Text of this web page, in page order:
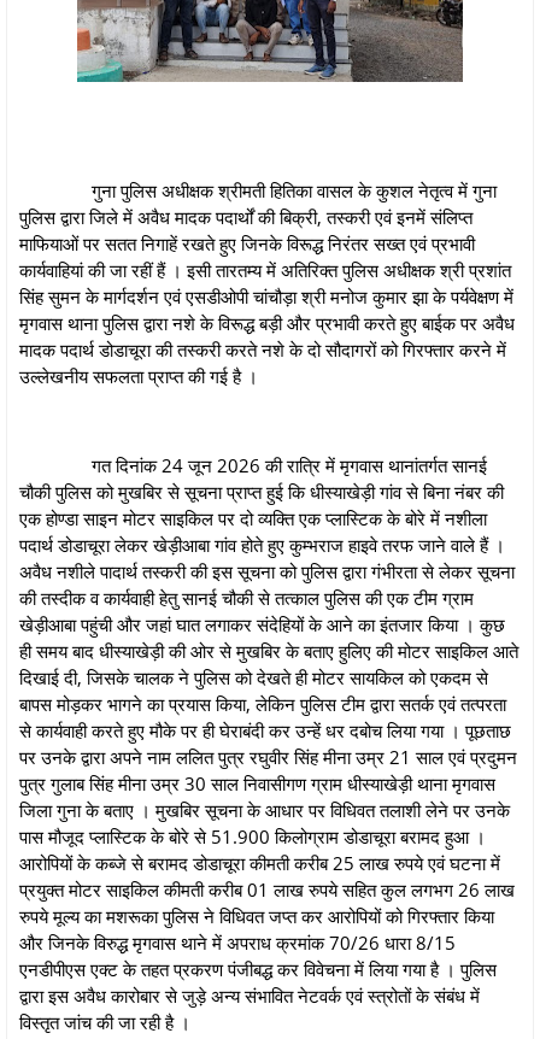
गुना पुलिस अधीक्षक श्रीमती हितिका वासल के कुशल नेतृत्व में गुना
पुलिस द्वारा जिले में अवैध मादक पदार्थों की बिक्री, तस्‍करी एवं इनमें संलिप्‍त
माफियाओं पर सतत निगाहें रखते हुए जिनके विरूद्ध निरंतर सख्त एवं प्रभावी
कार्यवाहियां की जा रहीं हैं । इसी तारतम्य में अतिरिक्त पुलिस अधीक्षक श्री प्रशांत
सिंह सुमन के मार्गदर्शन एवं एसडीओपी चांचौड़ा श्री मनोज कुमार झा के पर्यवेक्षण में
मृगवास थाना पुलिस द्वारा नशे के विरूद्ध बड़ी और प्रभावी करते हुए बाईक पर अवैध
मादक पदार्थ डोडाचूरा की तस्करी करते नशे के दो सौदागरों को गिरफ्तार करने में
उल्लेखनीय सफलता प्राप्त की गई है ।
गत दिनांक 24 जून 2026 की रात्रि में मृगवास थानांतर्गत सानई
चौकी पुलिस को मुखबिर से सूचना प्राप्त हुई कि धीस्याखेड़ी गांव से बिना नंबर की
एक होण्डा साइन मोटर साइकिल पर दो व्यक्ति एक प्लास्टिक के बोरे में नशीला
पदार्थ डोडाचूरा लेकर खेड़ीआबा गांव होते हुए कुम्भराज हाइवे तरफ जाने वाले हैं ।
अवैध नशीले पादार्थ तस्करी की इस सूचना को पुलिस द्वारा गंभीरता से लेकर सूचना
की तस्दीक व कार्यवाही हेतु सानई चौकी से तत्काल पुलिस की एक टीम ग्राम
खेड़ीआबा पहुंची और जहां घात लगाकर संदेहियों के आने का इंतजार किया । कुछ
ही समय बाद धीस्याखेड़ी की ओर से मुखबिर के बताए हुलिए की मोटर साइकिल आते
दिखाई दी, जिसके चालक ने पुलिस को देखते ही मोटर सायकिल को एकदम से
बापस मोड़कर भागने का प्रयास किया, लेकिन पुलिस टीम द्वारा सतर्क एवं तत्परता
से कार्यवाही करते हुए मौके पर ही घेराबंदी कर उन्हें धर दबोच लिया गया । पूछताछ
पर उनके द्वारा अपने नाम ललित पुत्र रघुवीर सिंह मीना उम्र 21 साल एवं प्रदुमन
पुत्र गुलाब सिंह मीना उम्र 30 साल निवासीगण ग्राम धीस्याखेड़ी थाना मृगवास
जिला गुना के बताए । मुखबिर सूचना के आधार पर विधिवत तलाशी लेने पर उनके
पास मौजूद प्लास्टिक के बोरे से 51.900 किलोग्राम डोडाचूरा बरामद हुआ ।
आरोपियों के कब्जे से बरामद डोडाचूरा कीमती करीब 25 लाख रुपये एवं घटना में
प्रयुक्त मोटर साइकिल कीमती करीब 01 लाख रुपये सहित कुल लगभग 26 लाख
रुपये मूल्य का मशरूका पुलिस ने विधिवत जप्त कर आरोपियों को गिरफ्तार किया
और जिनके विरुद्ध मृगवास थाने में अपराध क्रमांक 70/26 धारा 8/15
एनडीपीएस एक्ट के तहत प्रकरण पंजीबद्ध कर विवेचना में लिया गया है । पुलिस
द्वारा इस अवैध कारोबार से जुड़े अन्य संभावित नेटवर्क एवं स्त्रोतों के संबंध में
विस्तृत जांच की जा रही है ।